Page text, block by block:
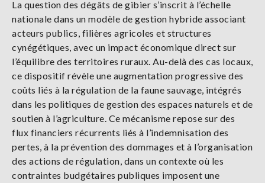
La question des dégâts de gibier s’inscrit à l’échelle
nationale dans un modèle de gestion hybride associant
acteurs publics, filières agricoles et structures
cynégétiques, avec un impact économique direct sur
l’équilibre des territoires ruraux. Au-delà des cas locaux,
ce dispositif révèle une augmentation progressive des
coûts liés à la régulation de la faune sauvage, intégrés
dans les politiques de gestion des espaces naturels et de
soutien à l’agriculture. Ce mécanisme repose sur des
flux financiers récurrents liés à l’indemnisation des
pertes, à la prévention des dommages et à l’organisation
des actions de régulation, dans un contexte où les
contraintes budgétaires publiques imposent une